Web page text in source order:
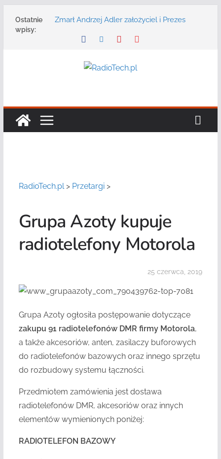
Ostatnie
wpisy:
Zmarł Andrzej Adler założyciel i Prezes
Radmor – największy polski producent
DGT wraz z partnerami zaprasza na
konferencję: „Bezpieczeństwo,
bezpieczeństwa publicznego usługę
RadioTech.pl> Przetargi>
Grupa Azoty kupuje
radiotelefony Motorola
25 czerwca, 2019
Grupa Azoty ogłosiła postępowanie dotyczące
zakupu 91 radiotelefonów DMR firmy Motorola,
a także akcesoriów, anten, zasilaczy buforowych
do radiotelefonów bazowych oraz innego sprzętu
do rozbudowy systemu łączności.
Przedmiotem zamówienia jest dostawa
radiotelefonów DMR, akcesoriów oraz innych
elementów wymienionych poniżej:
RADIOTELEFON BAZOWY